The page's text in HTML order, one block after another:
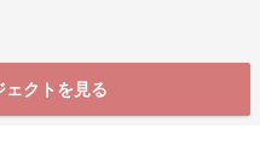
ェクトを見る